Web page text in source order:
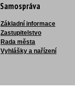
Samospráva
Základní informace
Zastupitelstvo
Rada města
Vyhlášky a nařízení